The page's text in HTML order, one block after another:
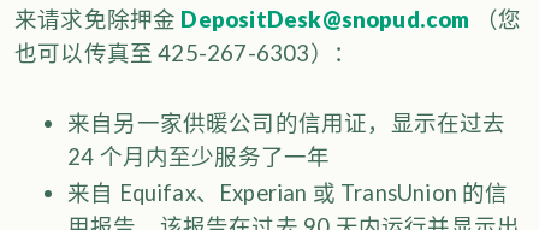
来请求免除押金 DepositDesk@snopud.com （您
也可以传真至 425-267-6303）：
来自另一家供暖公司的信用证，显示在过去
24 个月内至少服务了一年
来自 Equifax、Experian 或 TransUnion 的信